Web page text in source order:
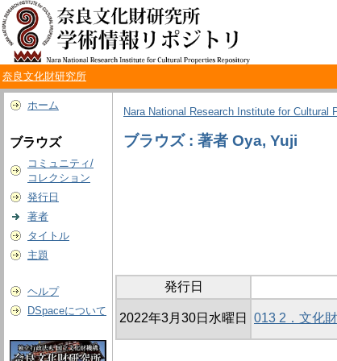
奈良文化財研究所
ホーム
ブラウズ
コミュニティ/
コレクション
発行日
著者
タイトル
主題
ヘルプ
DSpaceについて
Nara National Research Institute for Cultural
ブラウズ : 著者 Oya, Yuji
発行日
2022年3月30日水曜日 013 2．文化